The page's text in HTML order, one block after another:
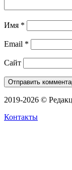
Имя *
Email *
Сайт
2019-2026 ©
Контакты